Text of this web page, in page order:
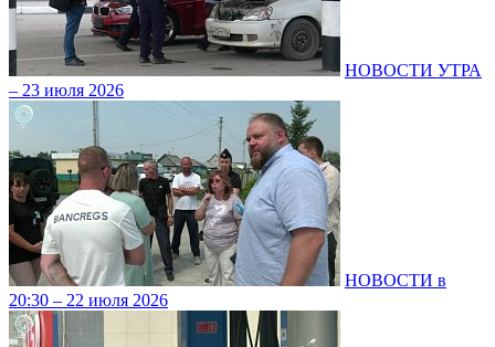
НОВОСТИ УТРА
– 23 июля 2026
НОВОСТИ в
20:30 – 22 июля 2026